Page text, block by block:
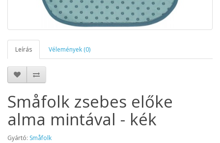
Leírás Vélemények (0)
Småfolk zsebes előke
alma mintával - kék
Gyártó: Småfolk